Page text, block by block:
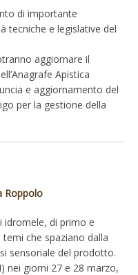
di importante
tecniche e legislative del
aggiornare il
Apistica
e aggiornamento del
per la gestione della
Roppolo
idromele, di primo e
che spaziano dalla
sensoriale del prodotto.
nei giorni 27 e 28 marzo,